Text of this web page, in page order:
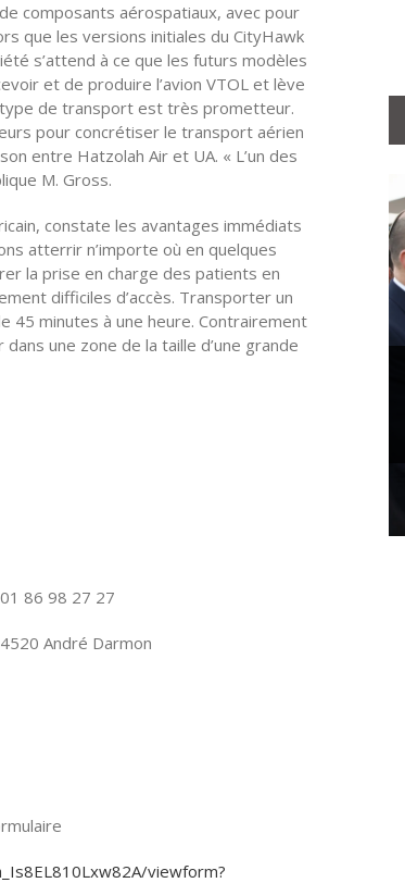
composants aérospatiaux, avec pour
que les versions initiales du CityHawk
s’attend à ce que les futurs modèles
et de produire l’avion VTOL et lève
type de transport est très prometteur.
pour concrétiser le transport aérien
entre Hatzolah Air et UA. « L’un des
M. Gross.
constate les avantages immédiats
atterrir n’importe où en quelques
la prise en charge des patients en
difficiles d’accès. Transporter un
45 minutes à une heure. Contrairement
une zone de la taille d’une grande
86 98 27 27
André Darmon
viewform?